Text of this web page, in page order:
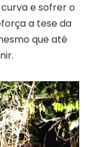
e sofrer o
a tese da
que até